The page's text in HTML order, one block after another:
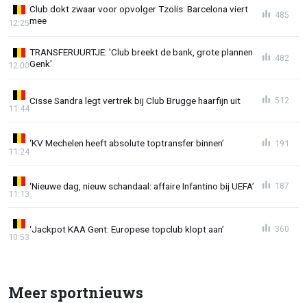
Club dokt zwaar voor opvolger Tzolis: Barcelona viert
mee
12:25
485
TRANSFERUURTJE: 'Club breekt de bank, grote plannen
Genk'
12:00
482
Cisse Sandra legt vertrek bij Club Brugge haarfijn uit
11:44
512
‘KV Mechelen heeft absolute toptransfer binnen’
11:24
191
‘Nieuwe dag, nieuw schandaal: affaire Infantino bij UEFA’
11:13
187
‘Jackpot KAA Gent: Europese topclub klopt aan’
10:53
360
Meer sportnieuws